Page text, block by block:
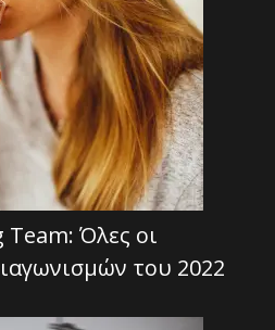
Όλες οι
του 2022